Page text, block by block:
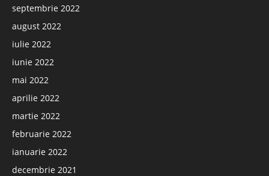
septembrie 2022
august 2022
iulie 2022
iunie 2022
mai 2022
aprilie 2022
martie 2022
februarie 2022
ianuarie 2022
decembrie 2021